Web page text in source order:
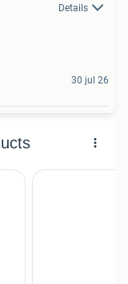
Details
30 jul 26